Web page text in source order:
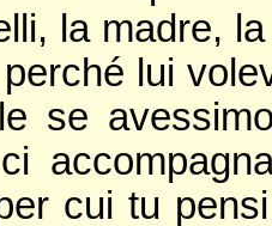
la madre,
lui
se
cui tu